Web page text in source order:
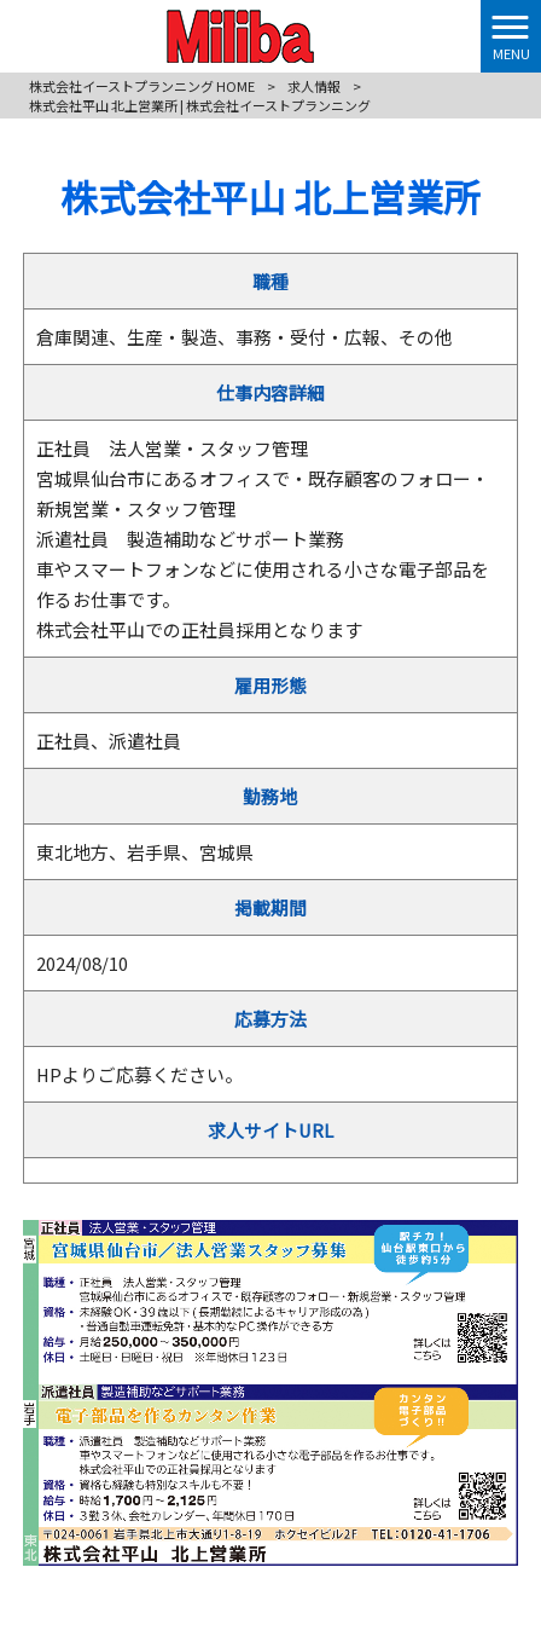
MENU
株式会社イーストプランニング HOME
> 求人情報
>
株式会社平山 北上営業所 | 株式会社イーストプランニング
株式会社平山 北上営業所
職種
倉庫関連、生産・製造、事務・受付・広報、その他
仕事内容詳細
正社員 法人営業・スタッフ管理
宮城県仙台市にあるオフィスで・既存顧客のフォロー・
新規営業・スタッフ管理
派遣社員 製造補助などサポート業務
車やスマートフォンなどに使用される小さな電子部品を
作るお仕事です。
株式会社平山での正社員採用となります
雇用形態
正社員、派遣社員
勤務地
東北地方、岩手県、宮城県
掲載期間
2024/08/10
応募方法
HPよりご応募ください。
求人サイトURL